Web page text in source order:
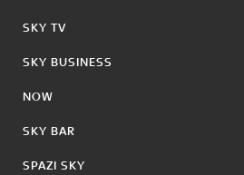
SKY TV
SKY BUSINESS
NOW
SKY BAR
SPAZI SKY